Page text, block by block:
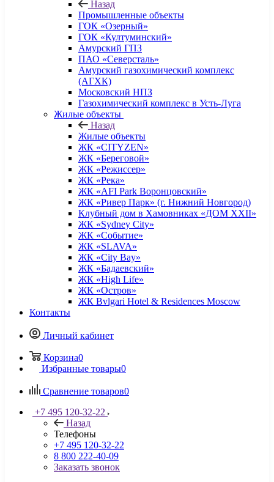
Назад
Промышленные объекты
ГОК «Озерный»
ГОК «Култуминский»
Амурский ГПЗ
ПАО «Северсталь»
Амурский газохимический комплекс
(АГХК)
Московский НПЗ
Газохимический комплекс в Усть-Луга
Жилые объекты
Назад
Жилые объекты
ЖК «CITYZEN»
ЖК «Береговой»
ЖК «Режиссер»
ЖК «Река»
ЖК «AFI Park Воронцовский»
ЖК «Ривер Парк» (г. Нижний Новгород)
Клубный дом в Хамовниках «ДОМ XXII»
ЖК «Sydney City»
ЖК «Событие»
ЖК «SLAVA»
ЖК «City Bay»
ЖК «Бадаевский»
ЖК «High Life»
ЖК «Остров»
ЖК Bvlgari Hotel & Residences Moscow
Контакты
Личный кабинет
Корзина0
Избранные товары0
Сравнение товаров0
+7 495 120-32-22
Назад
Телефоны
+7 495 120-32-22
8 800 222-40-09
Заказать звонок